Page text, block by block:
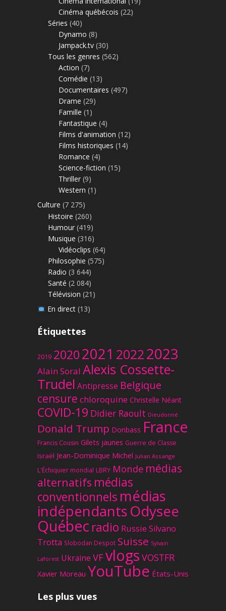
Cinéma québécois (22)
Séries (40)
Dynamo (8)
Jampack.tv (30)
Tous les genres (562)
Action (7)
Comédie (13)
Documentaires (497)
Drame (29)
Famille (1)
Fantastique (4)
Films d'animation (12)
Films historiques (14)
Romance (4)
Science-fiction (15)
Thriller (9)
Western (1)
Culture (7 275)
Histoire (260)
Humour (419)
Musique (316)
Vidéoclips (64)
Philosophie (575)
Radio (3 644)
Santé (2 084)
Télévision (21)
En direct(13)
Étiquettes
2019 20202021 20222023
Alain Soral Alexis Cossette-
Trudel Antipresse Belgique
censure chloroquine Christelle Néant
COVID-19 Didier Raoult Dieudonné
Donald Trump Donbass France
Francis Cousin Gilets jaunes Guerre de Classe
Israël Jean-Dominique Michel Julian Assange
L'Échiquier mondial LBRY Monde médias
alternatifs médias
conventionnels médias
indépendantsOdysee
Québec radio Russie Silvano
Trotta Slobodan Despot Suisse Sylvain
Laforest Ukraine VFvlogs VOSTFR
Xavier Moreau YouTube États-Unis
Les plus vues